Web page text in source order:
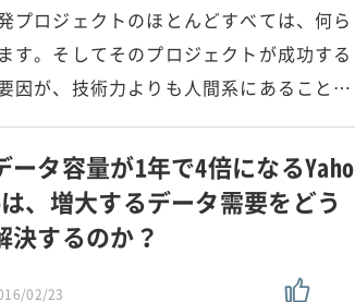
プロジェクトのほとんどすべては、何ら
す。そしてそのプロジェクトが成功する
因が、技術力よりも人間系にあること…
ータ容量が1年で4倍になるYaho
、増大するデータ需要をどう
決するのか？
02/23